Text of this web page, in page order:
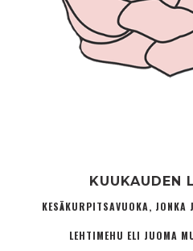
KUUKAUDEN
KESÄKURPITSAVUOKA, JONKA
LEHTIMEHU ELI JUOMA